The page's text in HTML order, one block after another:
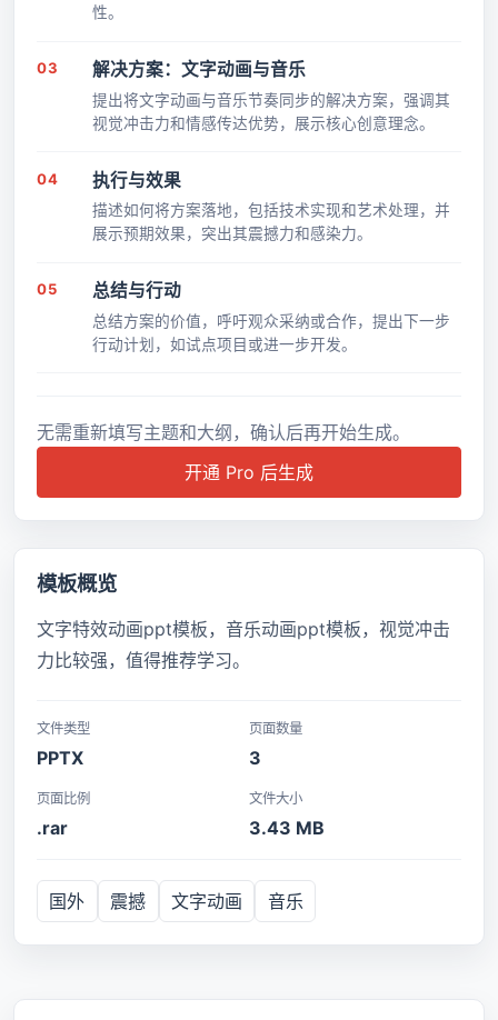
性。
03 解决方案：文字动画与音乐
提出将文字动画与音乐节奏同步的解决方案，强调其
视觉冲击力和情感传达优势，展示核心创意理念。
04 执行与效果
描述如何将方案落地，包括技术实现和艺术处理，并
展示预期效果，突出其震撼力和感染力。
05 总结与行动
总结方案的价值，呼吁观众采纳或合作，提出下一步
行动计划，如试点项目或进一步开发。
无需重新填写主题和大纲，确认后再开始生成。
开通 Pro 后生成
模板概览
文字特效动画ppt模板，音乐动画ppt模板，视觉冲击
力比较强，值得推荐学习。
文件类型
PPTX
页面数量
3
页面比例
.rar
文件大小
3.43 MB
国外 震撼 文字动画 音乐